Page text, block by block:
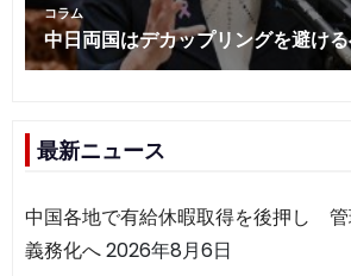
最新ニュース
中国各地で有給休暇取得を後押し 管
義務化へ2026年8月6日